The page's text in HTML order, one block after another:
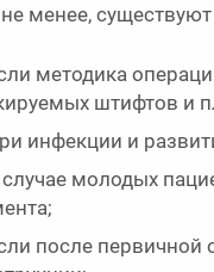
менее,
методика
штифтов и
инфекции и
молодых
после первичной